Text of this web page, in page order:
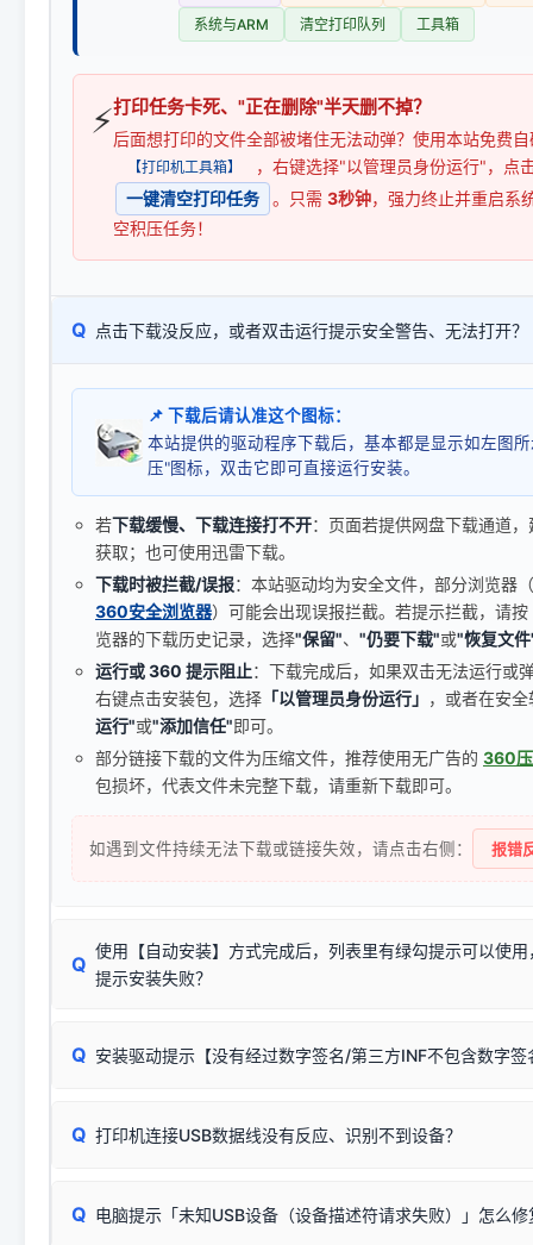
系统与ARM
清空打印队列 工具箱
⚡打印任务卡死、"正在删除"半天删不掉？
后面想打印的文件全部被堵住无法动弹？使用本站免费
【打印机工具箱】
，右键选择"以管理员身份运行"，点
一键清空打印任务
。只需 3秒钟，强力终止并重启系
空积压任务！
Q 点击下载没反应，或者双击运行提示安全警告、无法打开？
📌 下载后请认准这个图标：
本站提供的驱动程序下载后，基本都是显示如左图
压"图标，双击它即可直接运行安装。
若下载缓慢、下载连接打不开：页面若提供网盘下载通道
获取；也可使用迅雷下载。
下载时被拦截/误报：本站驱动均为安全文件，部分浏览器
360安全浏览器）可能会出现误报拦截。若提示拦截，请按
览器的下载历史记录，选择"保留"、 "仍要下载"或"恢复文
运行或 360 提示阻止：下载完成后，如果双击无法运行或
右键点击安装包，选择 「以管理员身份运行」 ，或者在安
运行"或"添加信任"即可。
部分链接下载的文件为压缩文件，推荐使用无广告的 360
包损坏，代表文件未完整下载，请重新下载即可。
如遇到文件持续无法下载或链接失效，请点击右侧： 报错
Q
使用【自动安装】方式完成后，列表里有绿勾提示可以使
提示安装失败？
由于本站驱动包集成了32位和64位驱动，自动安装程序在运
✔ 可以使用了
：代表与您当
（被自动跳过），并不影响正
Q 安装驱动提示【没有经过数字签名/第三方INF不包含数字
往往会弹出此类提示。
系统（如 Win10/Win11 最新版）已彻底不再识别老旧驱
致安装失败。请尝试以下方案：
Q 打印机连接USB数据线没有反应、识别不到设备？
首先确认打印机电源已开启，USB数据线两端已完全插紧；
Q 电脑提示「未知USB设备（设备描述符请求失败）」怎么修